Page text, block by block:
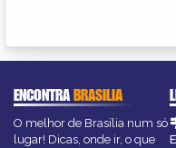
ENCONTRABRASILIA
O melhor de Brasília num só
lugar! Dicas, onde ir, o que